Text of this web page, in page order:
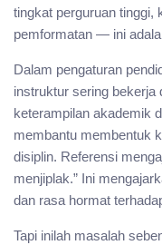
tingkat perguruan tinggi,
pemformatan — ini
Dalam pengaturan
instruktur sering
keterampilan akademik
membantu membentuk
disiplin. Referensi
menjiplak.” Ini
dan rasa hormat
Tapi inilah masalah